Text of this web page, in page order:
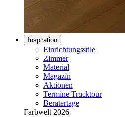
Inspiration
Einrichtungsstile
Zimmer
Material
Magazin
Aktionen
Termine Trucktour
Beratertage
Farbwelt 2026